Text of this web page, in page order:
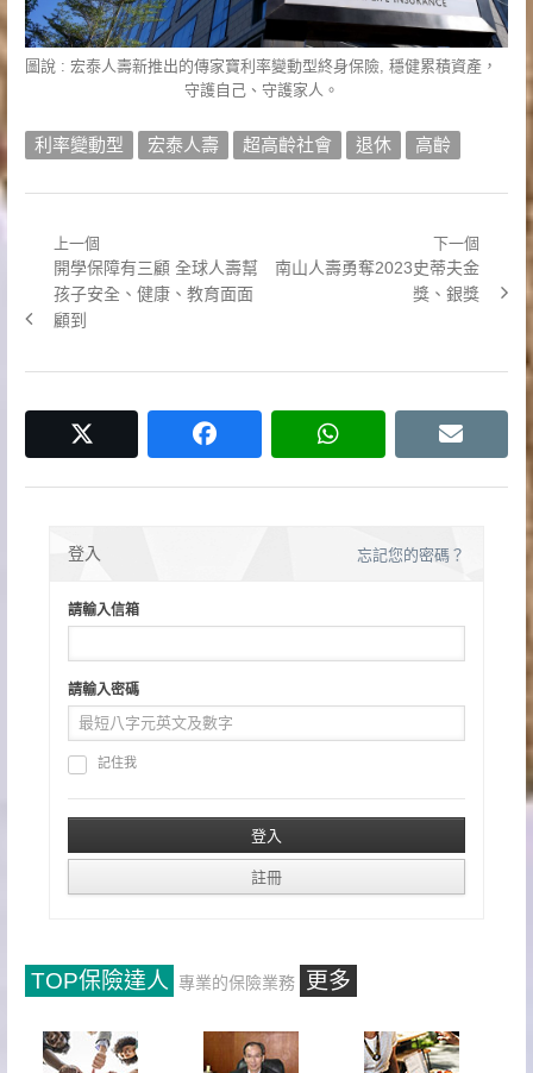
圖說 : 宏泰人壽新推出的傳家寶利率變動型終身保險, 穩健累積資產，
守護自己、守護家人。
利率變動型 宏泰人壽 超高齡社會 退休 高齡
覽
上一個
Previous
post:
開學保障有三顧 全球人壽幫
孩子安全、健康、教育面面
顧到
下一個
Next
南山人壽勇奪2023史蒂夫金
獎、銀獎
facebook whatsapp email
登入 忘記您的密碼？
請輸入信箱
請輸入密碼
記住我
TOP保險達人 專業的保險業務 更多